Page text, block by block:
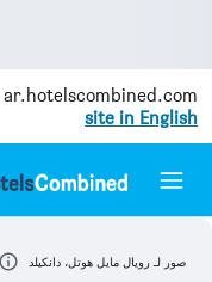
ar.hotelscombined.com
site in English
صور لـ رويال مايل هوتل، دانكيلد